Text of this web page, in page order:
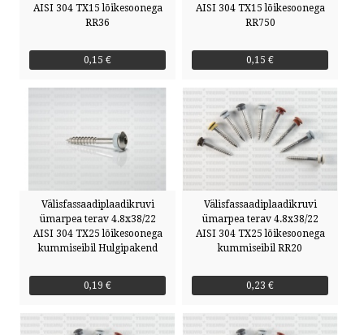
AISI 304 TX15 lõikesoonega
RR36
0,15 €
AISI 304 TX15 lõikesoonega
RR750
0,15 €
Välisfassaadiplaadikruvi
ümarpea terav 4.8x38/22
AISI 304 TX25 lõikesoonega
kummiseibil Hulgipakend
0,19 €
Välisfassaadiplaadikruvi
ümarpea terav 4.8x38/22
AISI 304 TX25 lõikesoonega
kummiseibil RR20
0,23 €